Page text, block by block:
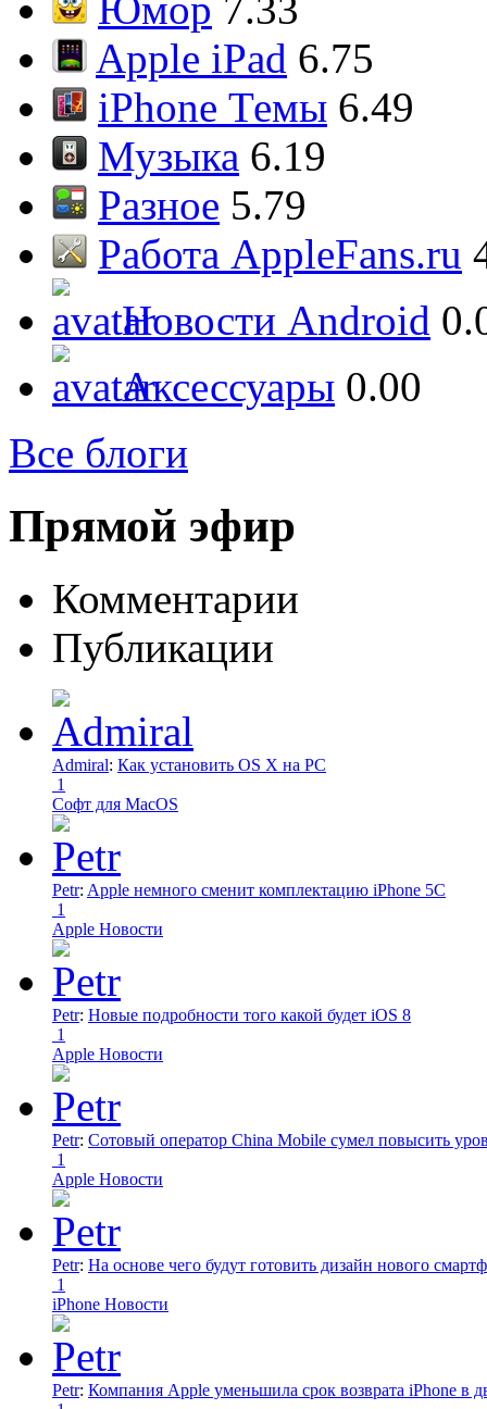
Apple iPad 6.75
iPhone Темы 6.49
Музыка 6.19
Разное 5.79
Работа AppleFans.ru
Новости Android
Аксессуары 0.00
Все блоги
Прямой эфир
Комментарии
Публикации
Admiral: Как установить OS X на PC
1
Софт для MacOS
Petr: Apple немного сменит комплектацию iPhone 5C
1
Apple Новости
Petr: Новые подробности того какой будет iOS 8
1
Apple Новости
Petr: Сотовый оператор China Mobile сумел повысить
1
Apple Новости
Petr: На основе чего будут готовить дизайн нового
1
iPhone Новости
Petr: Компания Apple уменьшила срок возврата iPhone в